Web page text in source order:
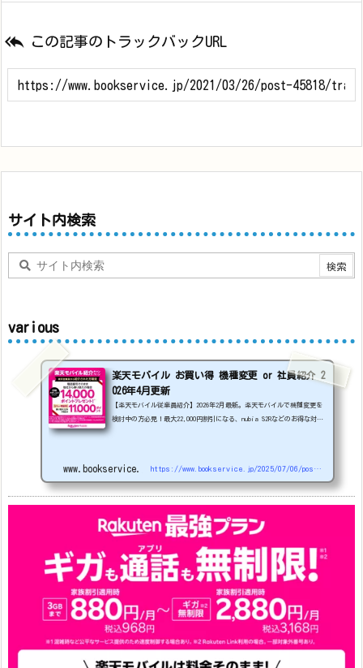
 この記事のトラックバックURL
サイト内検索
various
楽天モバイル お買い得 機種変更 or 社員紹介 2
026年4月更新
【楽天モバイル従業員紹介】2026年2月最新。楽天モバイルで機種変更を
検討中の方必見！最大22,000円割引になる、nubia S2Rなどのお得な対象
arrows We2 1円 arrows We2 Plus #1円 値
www.bookservice.jp https://www.bookservice.jp/2025/07/06/post-48181